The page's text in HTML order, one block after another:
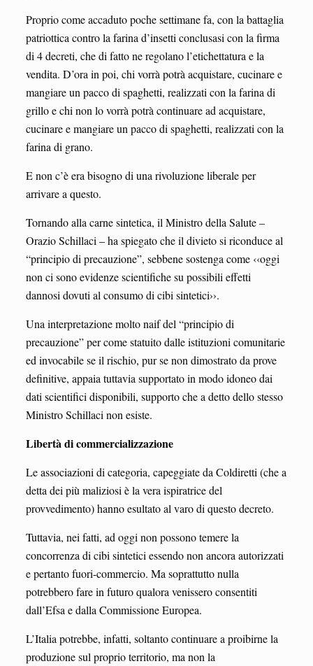
Proprio come accaduto poche settimane fa, con la battaglia
patriottica contro la farina d’insetti conclusasi con la firma
di 4 decreti, che di fatto ne regolano l’etichettatura e la
vendita. D’ora in poi, chi vorrà potrà acquistare, cucinare e
mangiare un pacco di spaghetti, realizzati con la farina di
grillo e chi non lo vorrà potrà continuare ad acquistare,
cucinare e mangiare un pacco di spaghetti, realizzati con la
farina di grano.
E non c’è era bisogno di una rivoluzione liberale per
arrivare a questo.
Tornando alla carne sintetica, il Ministro della Salute –
Orazio Schillaci – ha spiegato che il divieto si riconduce al
“principio di precauzione”, sebbene sostenga come ‹‹oggi
non ci sono evidenze scientifiche su possibili effetti
dannosi dovuti al consumo di cibi sintetici››.
Una interpretazione molto naif del “principio di
precauzione” per come statuito dalle istituzioni comunitarie
ed invocabile se il rischio, pur se non dimostrato da prove
definitive, appaia tuttavia supportato in modo idoneo dai
dati scientifici disponibili, supporto che a detto dello stesso
Ministro Schillaci non esiste.
Libertà di commercializzazione
Le associazioni di categoria, capeggiate da Coldiretti (che a
detta dei più maliziosi è la vera ispiratrice del
provvedimento) hanno esultato al varo di questo decreto.
Tuttavia, nei fatti, ad oggi non possono temere la
concorrenza di cibi sintetici essendo non ancora autorizzati
e pertanto fuori-commercio. Ma soprattutto nulla
potrebbero fare in futuro qualora venissero consentiti
dall’Efsa e dalla Commissione Europea.
L’Italia potrebbe, infatti, soltanto continuare a proibirne la
produzione sul proprio territorio, ma non la